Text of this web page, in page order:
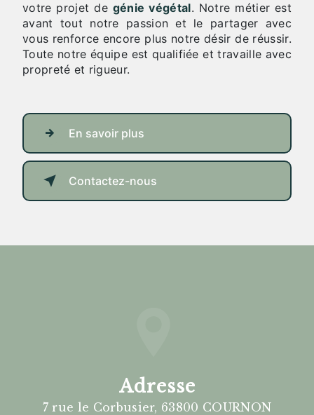
votre projet de génie végétal. Notre métier est
avant tout notre passion et le partager avec
vous renforce encore plus notre désir de réussir.
Toute notre équipe est qualifiée et travaille avec
propreté et rigueur.
En savoir plus
Contactez-nous
Adresse
7 rue le Corbusier, 63800 COURNON